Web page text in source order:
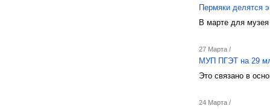
Пермяки делятся
В марте для
27 Марта /
МУП ПГЭТ на 29
Это связано в
24 Марта /